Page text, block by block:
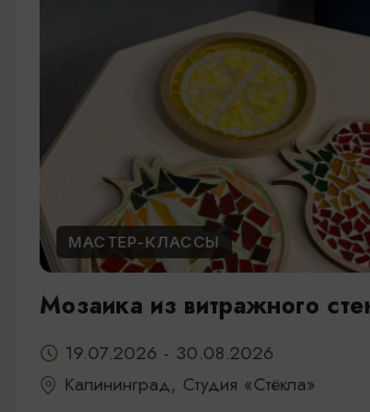
МАСТЕР-КЛАССЫ
Мозаика из витражного
19.07.2026 - 30.08.2026
Калининград, Студия «Стёкла»